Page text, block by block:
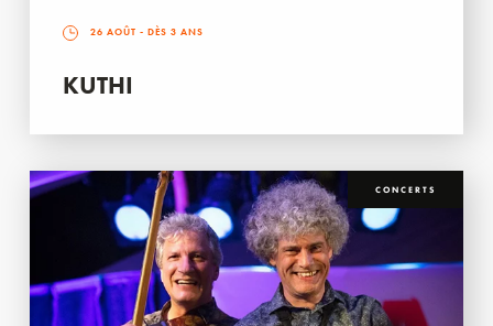
26 AOÛT - DÈS 3 ANS
KUTHI
CONCERTS